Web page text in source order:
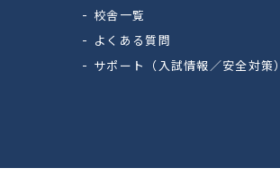
校舎一覧
よくある質問
サポート（入試情報／安全対策）